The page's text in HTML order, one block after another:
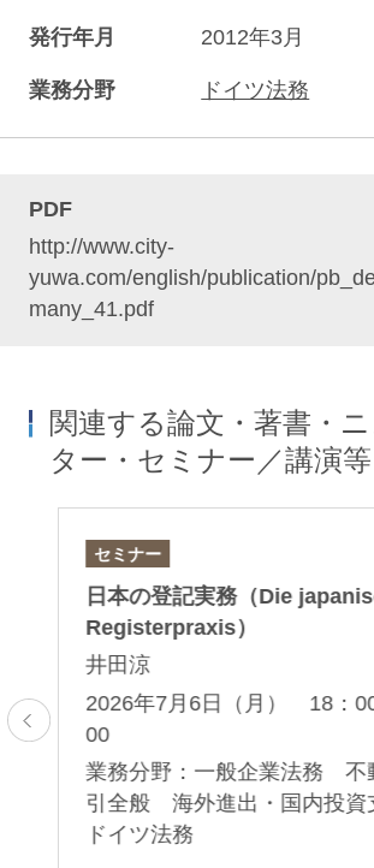
発行年月 2012年3月
業務分野 ドイツ法務
PDF
http://www.city-
yuwa.com/english/publication/
many_41.pdf
関連する論文・著書・
ター・セミナー／講演等
セミナー
日本の登記実務（Die
Registerpraxis）
井田涼
2026年7月6日（月） 18：
00
業務分野：一般企業法務 不
引全般 海外進出・国内投
ドイツ法務